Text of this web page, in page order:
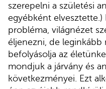
szerepelni a születési
egyébként elvesztette.)
probléma, világnézet
éljenezni, de leginkább
befolyásolja az
mondjuk a járvány és
következményei. Ezt